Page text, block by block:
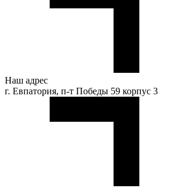
Наш адрес
г. Евпатория, п-т Победы 59 корпус 3